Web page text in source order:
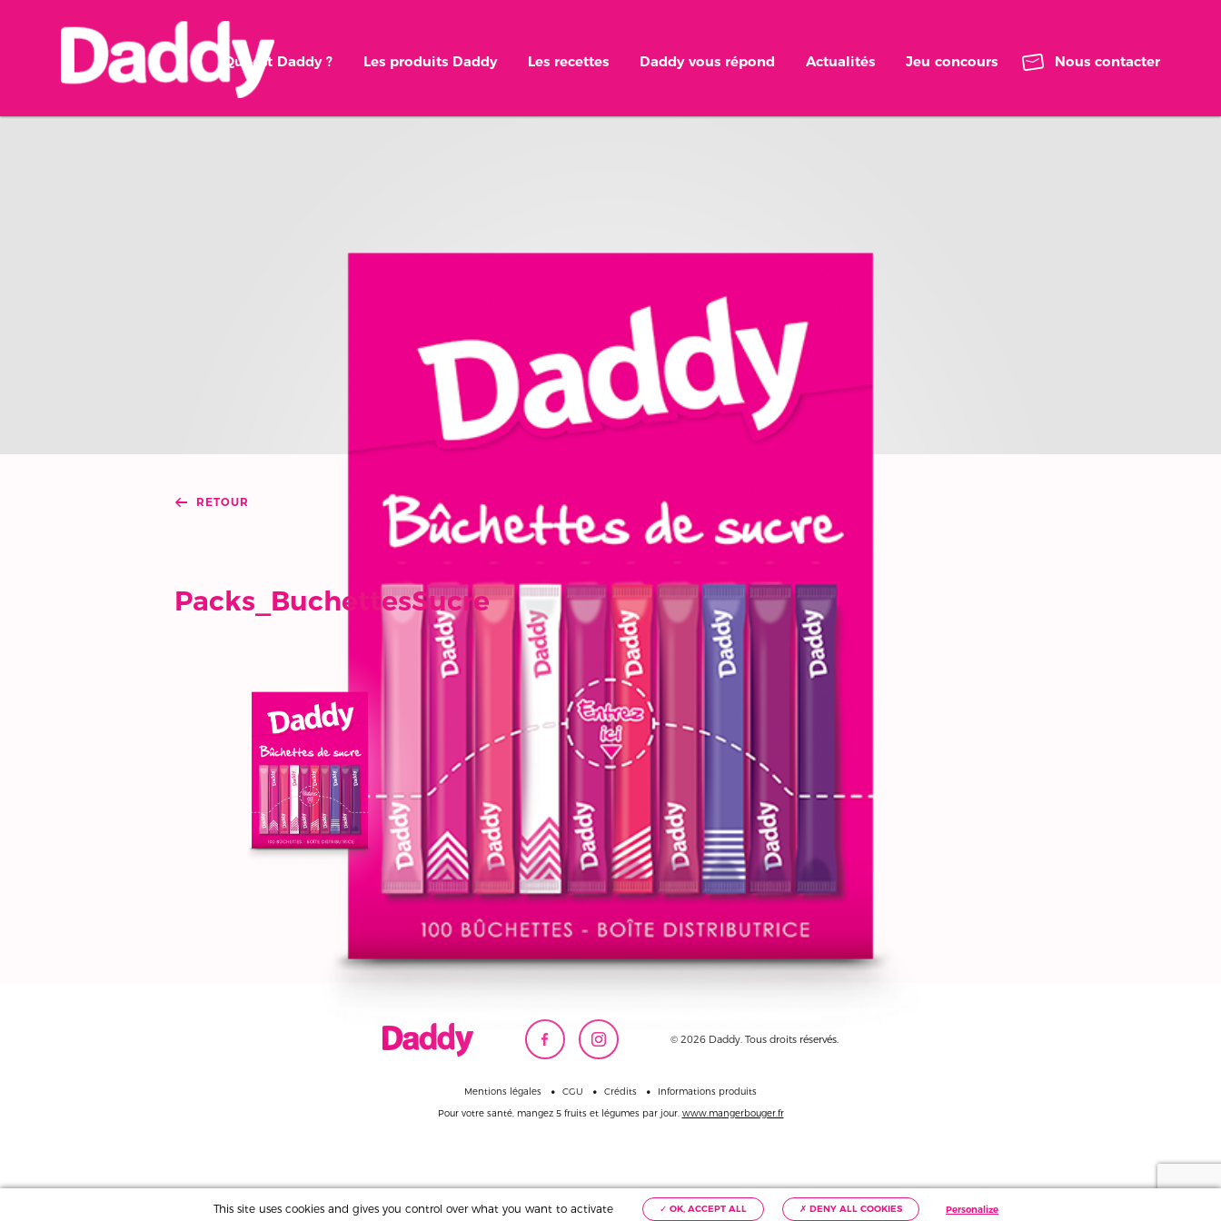
Qui est Daddy ? Les produits Daddy Les recettes Daddy vous répond Actualités Jeu concours Nous contacter
RETOUR
Packs_BuchettesSucre
© 2026 Daddy. Tous droits réservés.
Mentions légales CGU Crédits
Informations produits
Pour votre santé, mangez 5 fruits et légumes par jour. www.mangerbouger.fr
This site uses cookies and gives you control over what you want to activate ✓ OK, ACCEPT ALL ✗ DENY ALL COOKIES Personalize